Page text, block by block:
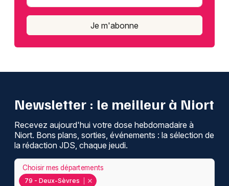
Je m'abonne
Newsletter : le meilleur à Niort
Recevez aujourd'hui votre dose hebdomadaire à
Niort. Bons plans, sorties, événements : la sélection de
la rédaction JDS, chaque jeudi.
79 - Deux-Sèvres
Choisir mes départements